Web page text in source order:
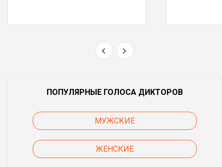
ПОПУЛЯРНЫЕ ГОЛОСА ДИКТОРОВ
МУЖСКИЕ
ЖЕНСКИЕ